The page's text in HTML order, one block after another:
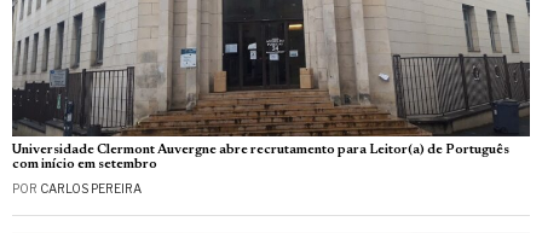
Universidade Clermont Auvergne abre recrutamento para Leitor(a) de Português
com início em setembro
POR CARLOS PEREIRA